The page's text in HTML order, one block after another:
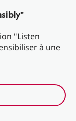
"Listen
à une